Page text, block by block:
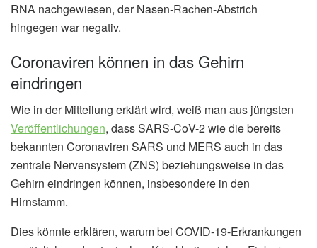
RNA nachgewiesen, der Nasen-Rachen-Abstrich
hingegen war negativ.
Coronaviren können in das Gehirn
eindringen
Wie in der Mitteilung erklärt wird, weiß man aus jüngsten
Veröffentlichungen, dass SARS-CoV-2 wie die bereits
bekannten Coronaviren SARS und MERS auch in das
zentrale Nervensystem (ZNS) beziehungsweise in das
Gehirn eindringen können, insbesondere in den
Hirnstamm.
Dies könnte erklären, warum bei COVID-19-Erkrankungen